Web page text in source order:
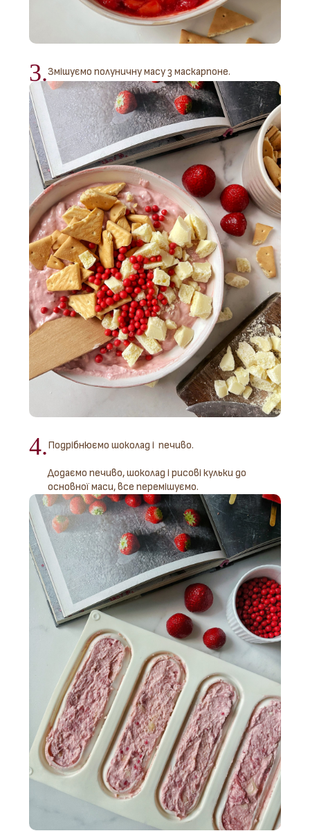
3.Змішуємо полуничну масу з маскарпоне.
4.Подрібнюємо шоколад і печиво.
Додаємо печиво, шоколад і рисові кульки до
основної маси, все перемішуємо.